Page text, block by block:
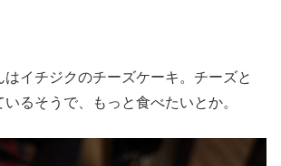
イチジクのチーズケーキ。チーズと
るそうで、もっと食べたいとか。